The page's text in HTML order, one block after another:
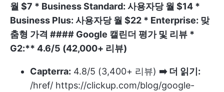
월 $7 * Business Standard: 사용자당 월 $14 *
Business Plus: 사용자당 월 $22 * Enterprise: 맞
춤형 가격 #### Google 캘린더 평가 및 리뷰 *
G2:** 4.6/5 (42,000+ 리뷰)
Capterra: 4.8/5 (3,400+ 리뷰) ➡️ 더 읽기:
/href/ https://clickup.com/blog/google-